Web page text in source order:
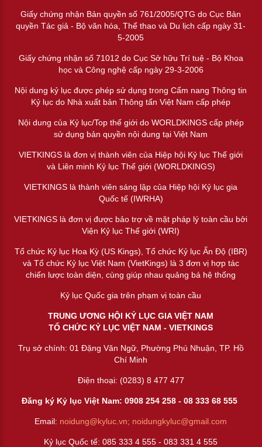
Giấy chứng nhận Bản quyền số 761/2005/QTG do Cục Bản
quyền Tác giả - Bộ văn hóa, Thể thao và Du lịch cấp ngày 31-
5-2005
Giấy chứng nhận số 71012 do Cục Sở hữu Trí tuệ - Bộ Khoa
học và Công nghệ cấp ngày 29-3-2006
Nội dung kỷ lục được phép sử dụng trong Cẩm nang Thông tin
Kỷ lục do Nhà xuất bản Thông tấn Việt Nam cấp phép
Nội dung của Kỷ lục/Top thế giới do WORLDKINGS cấp phép
sử dụng bản quyền nội dung tại Việt Nam
VIETKINGS là đơn vị thành viên của Hiệp hội Kỷ lục Thế giới
và Liên minh Kỷ lục Thế giới (WORLDKINGS)
VIETKINGS là thành viên sáng lập của Hiệp hội Kỷ lục gia
Quốc tế (IWRHA)
VIETKINGS là đơn vị được bảo trợ về mặt pháp lý toàn cầu bởi
Viện Kỷ lục Thế giới (WRI)
Tổ chức Kỷ lục Hoa Kỳ (US Kings), Tổ chức Kỷ lục Ấn Độ (IBR)
và Tổ chức Kỷ lục Việt Nam (VietKings) là 3 đơn vị hợp tác
chiến lược toàn diện, cùng giúp nhau quảng bá hệ thống
Kỷ lục Quốc gia trên phạm vị toàn cầu
TRUNG ƯƠNG HỘI KỶ LỤC GIA VIỆT NAM
TỔ CHỨC KỶ LỤC VIỆT NAM - VIETKINGS
Trụ sở chính: 01 Đặng Văn Ngữ, Phường Phú Nhuận, TP. Hồ
Chí Minh
Điện thoại: (0283) 8 477 477
Đăng ký Kỷ lục Việt Nam: 0908 254 258 -08 333 68 555
Email: noidung@kyluc.vn; noidungkyluc@gmail.com
Kỷ lục Quốc tế: 085 333 4 555 - 083 331 4 555